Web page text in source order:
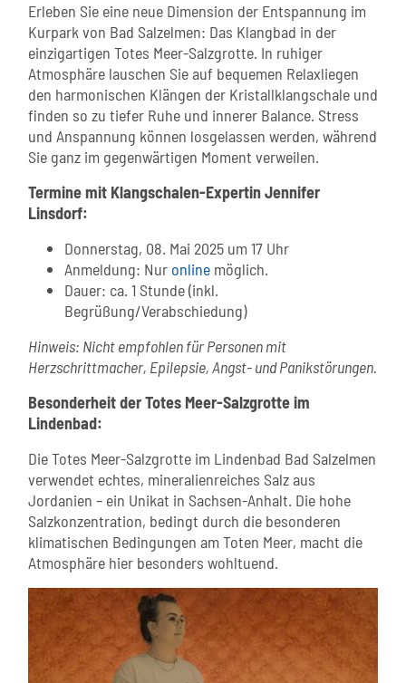
Erleben Sie eine neue Dimension der Entspannung im
Kurpark von Bad Salzelmen: Das Klangbad in der
einzigartigen Totes Meer-Salzgrotte. In ruhiger
Atmosphäre lauschen Sie auf bequemen Relaxliegen
den harmonischen Klängen der Kristallklangschale und
finden so zu tiefer Ruhe und innerer Balance. Stress
und Anspannung können losgelassen werden, während
Sie ganz im gegenwärtigen Moment verweilen.
Termine mit Klangschalen-Expertin Jennifer
Linsdorf:
Donnerstag, 08. Mai 2025 um 17 Uhr
Anmeldung: Nur online möglich.
Dauer: ca. 1 Stunde (inkl.
Begrüßung/Verabschiedung)
Hinweis: Nicht empfohlen für Personen mit
Herzschrittmacher, Epilepsie, Angst- und Panikstörungen.
Besonderheit der Totes Meer-Salzgrotte im
Lindenbad:
Die Totes Meer-Salzgrotte im Lindenbad Bad Salzelmen
verwendet echtes, mineralienreiches Salz aus
Jordanien – ein Unikat in Sachsen-Anhalt. Die hohe
Salzkonzentration, bedingt durch die besonderen
klimatischen Bedingungen am Toten Meer, macht die
Atmosphäre hier besonders wohltuend.